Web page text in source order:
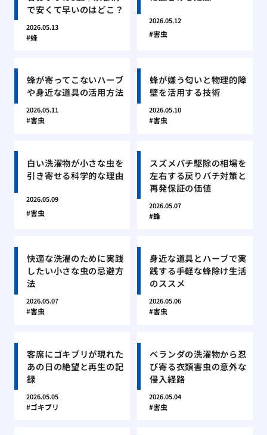
で安くて早いのはどこ？
2026.05.13
蜂
2026.05.12
害虫
蜂が寄ってこないハーブ
や身近な道具の活用方法
2026.05.11
害虫
蜂が嫌う匂いと物理的障
壁を活用する技術
2026.05.10
害虫
白い洗濯物が小さな虫を
引き寄せる科学的な理由
2026.05.09
害虫
スズメバチ駆除の相場を
左右する戻りバチ対策と
再発保証の価値
2026.05.07
蜂
快適な洗濯のために実践
したい小さな虫の忌避方
法
2026.05.07
害虫
身近な道具とハーブで実
践する手軽な蜂除け生活
のススメ
2026.05.06
害虫
客席にゴキブリが現れた
あの日の絶望と再生の記
録
2026.05.05
ゴキブリ
ベランダの洗濯物から忍
び寄る衣類害虫の意外な
侵入経路
2026.05.04
害虫